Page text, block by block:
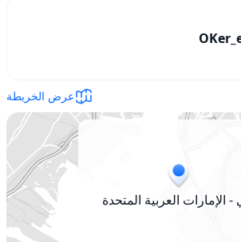
عرض الخريطة
- الإمارات العربية المتحدة